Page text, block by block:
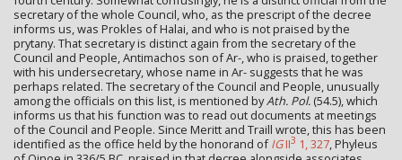
secretary of the whole Council, who, as the prescript of the decree
informs us, was Prokles of Halai, and who is not praised by the
prytany. That secretary is distinct again from the secretary of the
Council and People, Antimachos son of Ar-, who is praised, together
with his undersecretary, whose name in Ar- suggests that he was
perhaps related. The secretary of the Council and People, unusually
among the officials on this list, is mentioned byAth. Pol. (54.5), which
informs us that his function was to read out documents at meetings
of the Council and People. Since Meritt and Traill wrote, this has been
identified as the office held by the honorand ofIGII3 1, 327, Phyleus